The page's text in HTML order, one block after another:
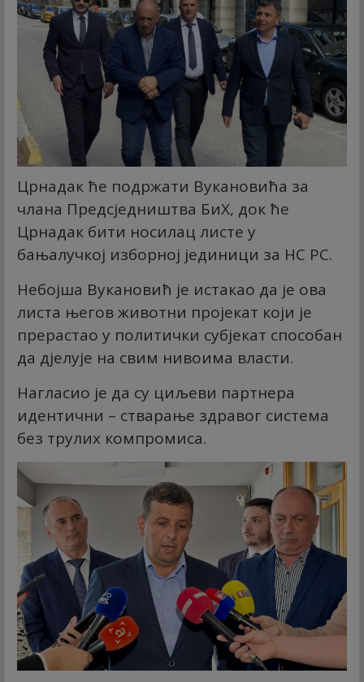
Црнадак ће подржати Вукановића за
члана Предсједништва БиХ, док ће
Црнадак бити носилац листе у
бањалучкој изборној јединици за НС РС.
Небојша Вукановић је истакао да је ова
листа његов животни пројекат који је
прерастао у политички субјекат способан
да дјелује на свим нивоима власти.
Нагласио је да су циљеви партнера
идентични – стварање здравог система
без трулих компромиса.